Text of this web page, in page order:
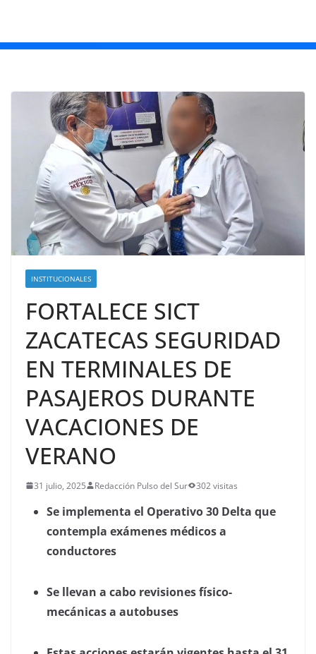
INSTITUCIONALES
FORTALECE SICT
ZACATECAS SEGURIDAD
EN TERMINALES DE
PASAJEROS DURANTE
VACACIONES DE
VERANO
31 julio, 2025 Redacción Pulso del Sur 302 visitas
Se implementa el Operativo 30 Delta que
contempla exámenes médicos a
conductores
Se llevan a cabo revisiones físico-
mecánicas a autobuses